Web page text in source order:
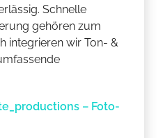
Schnelle
gehören zum
integrieren wir Ton- &
– Foto-